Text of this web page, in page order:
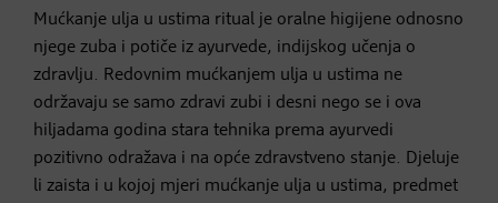
Mućkanje ulja u ustima ritual je oralne higijene odnosno
njege zuba i potiče iz ayurvede, indijskog učenja o
zdravlju. Redovnim mućkanjem ulja u ustima ne
održavaju se samo zdravi zubi i desni nego se i ova
hiljadama godina stara tehnika prema ayurvedi
pozitivno odražava i na opće zdravstveno stanje. Djeluje
li zaista i u kojoj mjeri mućkanje ulja u ustima, predmet